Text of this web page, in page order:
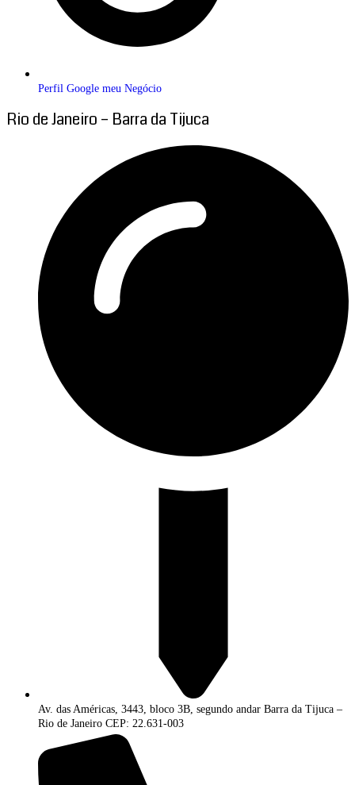
Perfil Google meu Negócio
Rio de Janeiro – Barra da Tijuca
Av. das Américas, 3443, bloco 3B, segundo andar Barra da Tijuca –
Rio de Janeiro CEP: 22.631-003